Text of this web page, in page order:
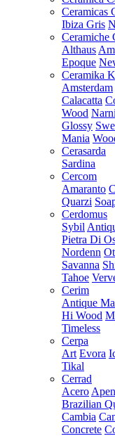
Ceramicas
Ibiza Gris
Ceramiche
Althaus
Epoque
Ceramika
Amsterdam
Calacatta
Wood Narni
Glossy
Mania
Cerasarda
Sardina
Cercom
Amaranto
Quarzi
Cerdomus
Sybil
Pietra Di
Nordenn
Savanna
Tahoe
Cerim
Antique
Hi Wood
Timeless
Cerpa
Art Evora
Tikal
Cerrad
Acero
Brazilian
Cambia
Concrete